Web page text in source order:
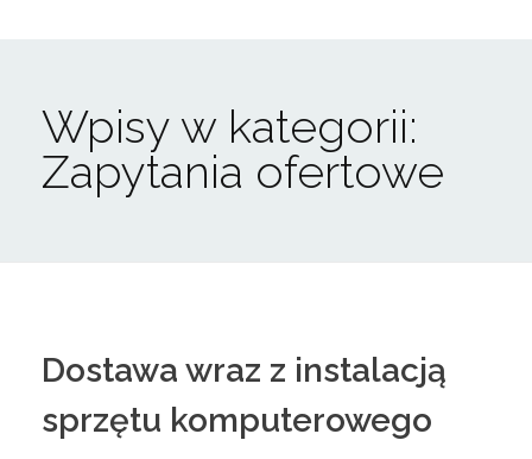
Wpisy w kategorii:
Zapytania ofertowe
Dostawa wraz z instalacją
sprzętu komputerowego